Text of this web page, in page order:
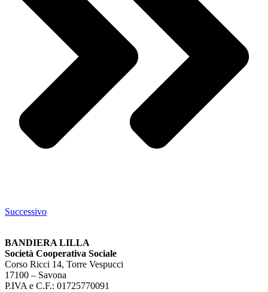
Successivo
BANDIERA LILLA
Società Cooperativa Sociale
Corso Ricci 14, Torre Vespucci
17100 – Savona
P.IVA e C.F.: 01725770091